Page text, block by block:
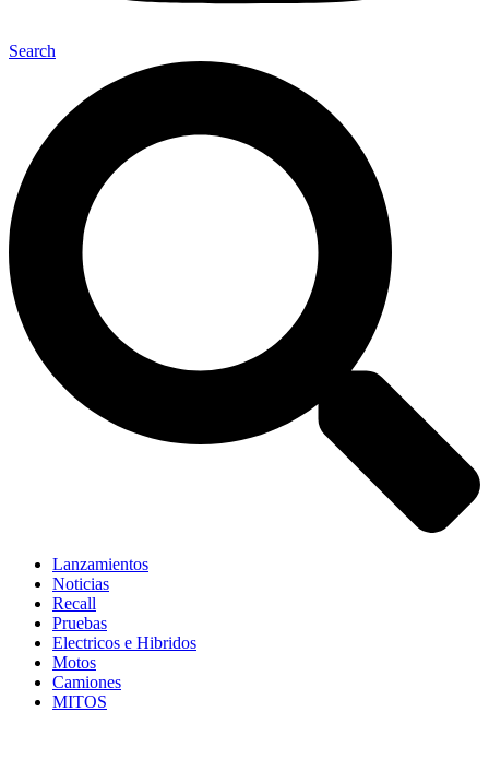
Search
Lanzamientos
Noticias
Recall
Pruebas
Electricos e Hibridos
Motos
Camiones
MITOS